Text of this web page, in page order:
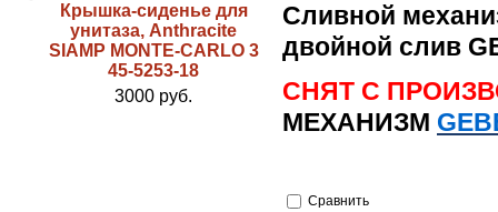
Крышка-сиденье для
унитаза, Anthracite
SIAMP MONTE-CARLO 3
45-5253-18
3000 руб.
Сливной
двойной слив
СНЯТ С
МЕХАНИЗМ
Сравнить